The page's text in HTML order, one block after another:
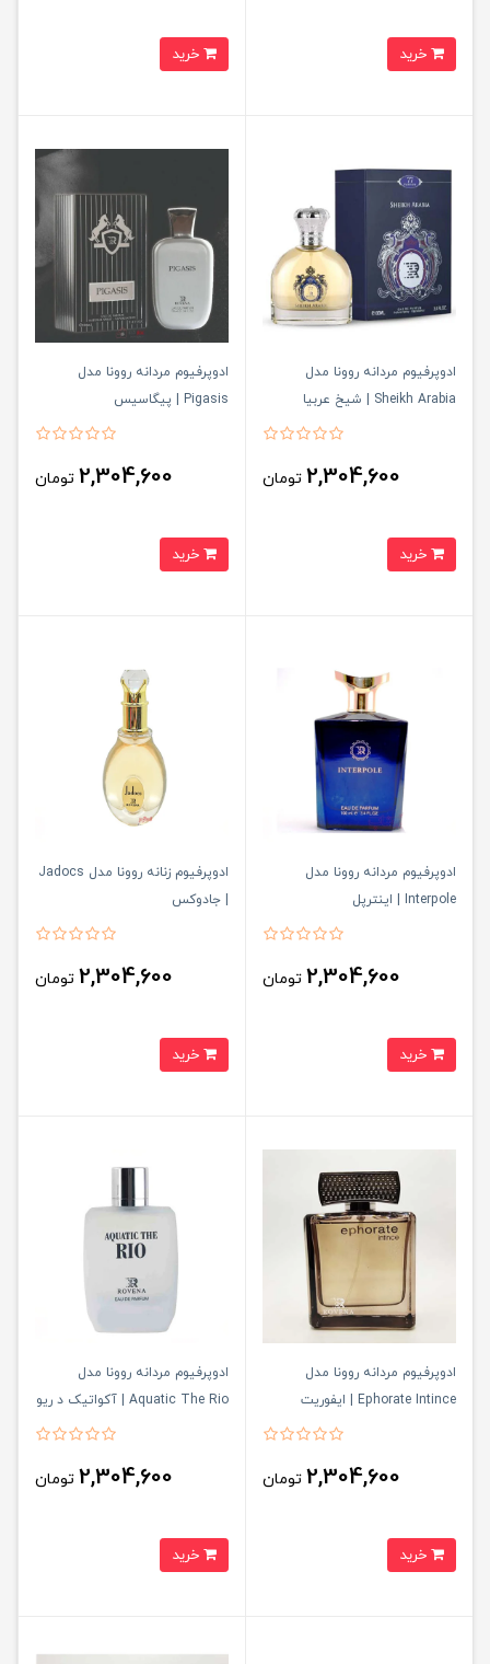
ادوپرفیوم مردانه روونا مدل
Sheikh Arabia | شیخ عربیا
2,304,600 تومان
ادوپرفیوم مردانه روونا مدل
Pigasis | پیگاسیس
2,304,600 تومان
ادوپرفیوم مردانه روونا مدل
Interpole | اینترپل
2,304,600 تومان
ادوپرفیوم زنانه روونا مدل Jadocs
| جادوکس
2,304,600 تومان
ادوپرفیوم مردانه روونا مدل
Ephorate Intince | ایفوریت
2,304,600 تومان
ادوپرفیوم مردانه روونا مدل
Aquatic The Rio | آکواتیک د ریو
2,304,600 تومان